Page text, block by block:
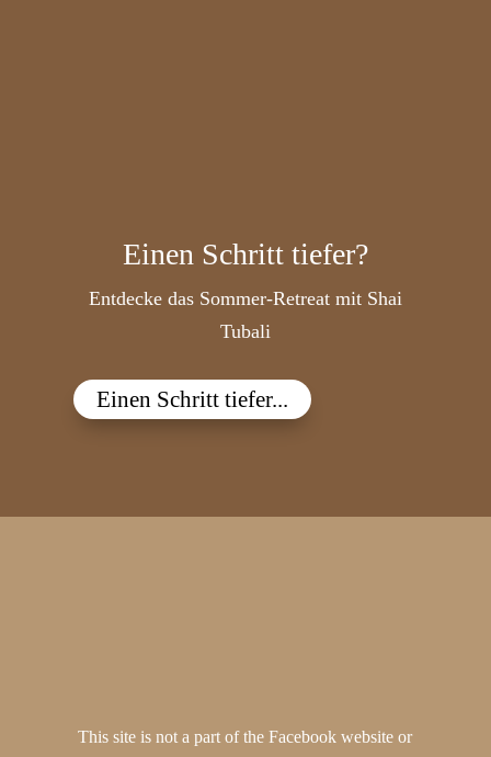
Einen Schritt tiefer?
Entdecke das Sommer-Retreat mit Shai
Tubali
Einen Schritt tiefer...
This site is not a part of the Facebook website or